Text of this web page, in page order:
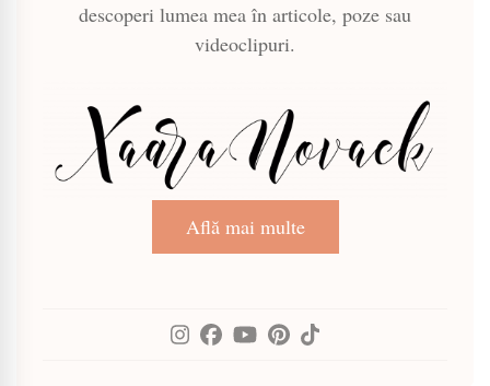
descoperi lumea mea în articole, poze sau
videoclipuri.
Află mai multe